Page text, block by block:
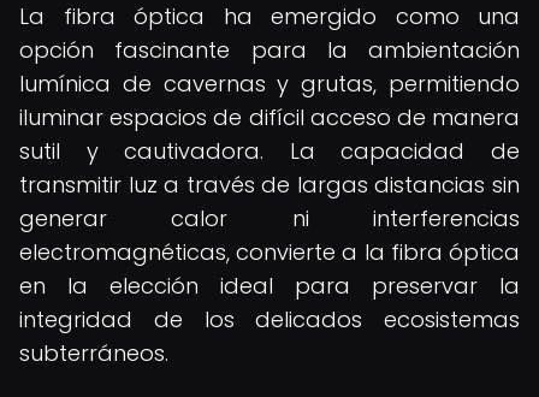
La fibra óptica ha emergido como una
opción fascinante para la ambientación
lumínica de cavernas y grutas, permitiendo
iluminar espacios de difícil acceso de manera
sutil y cautivadora. La capacidad de
transmitir luz a través de largas distancias sin
generar calor ni interferencias
electromagnéticas, convierte a la fibra óptica
en la elección ideal para preservar la
integridad de los delicados ecosistemas
subterráneos.